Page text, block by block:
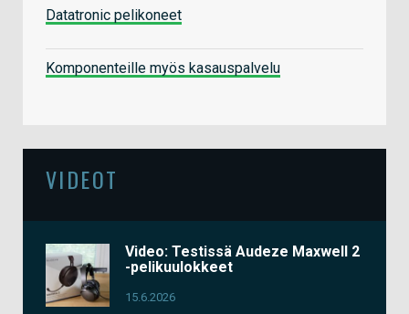
Datatronic pelikoneet
Komponenteille myös kasauspalvelu
VIDEOT
Video: Testissä Audeze Maxwell 2
-pelikuulokkeet
15.6.2026